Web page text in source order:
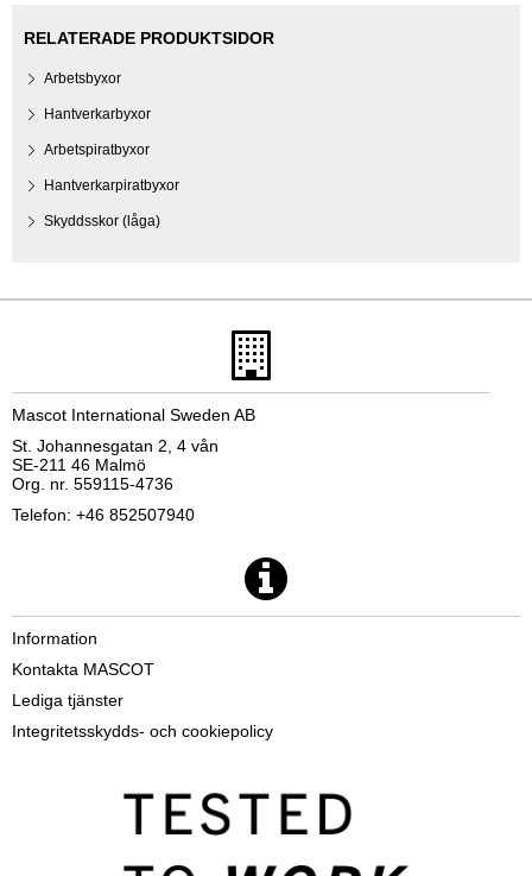
RELATERADE PRODUKTSIDOR
Arbetsbyxor
Hantverkarbyxor
Arbetspiratbyxor
Hantverkarpiratbyxor
Skyddsskor (låga)
Mascot International Sweden AB
St. Johannesgatan 2, 4 vån
SE-211 46 Malmö
Org. nr. 559115-4736
Telefon: +46 852507940
Information
Kontakta MASCOT
Lediga tjänster
Integritetsskydds- och cookiepolicy